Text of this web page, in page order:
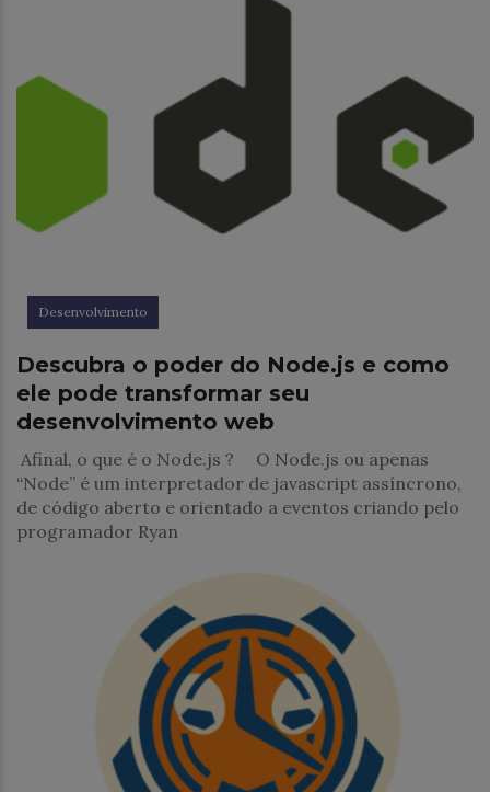
Desenvolvimento
Descubra o poder do Node.js e como
ele pode transformar seu
desenvolvimento web
Afinal, o que é o Node.js ? O Node.js ou apenas
“Node” é um interpretador de javascript assíncrono,
de código aberto e orientado a eventos criando pelo
programador Ryan